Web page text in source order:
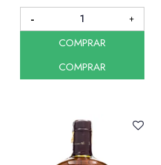
COMPRAR
COMPRAR